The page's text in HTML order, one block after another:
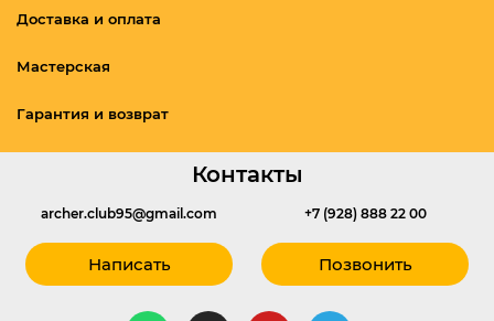
Доставка и оплата
Мастерская
Гарантия и возврат
Контакты
archer.club95@gmail.com
Написать
+7 (928) 888 22 00
Позвонить